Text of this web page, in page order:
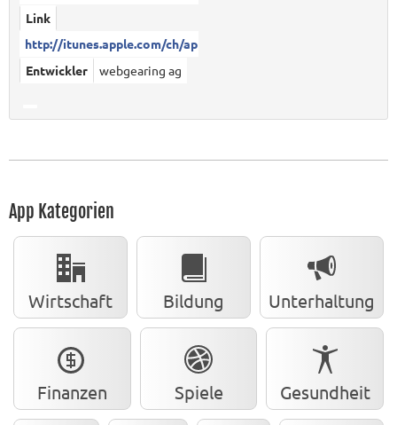
Link
http://itunes.apple.com/ch/app...
Entwickler
webgearing ag
App Kategorien
Wirtschaft Bildung Unterhaltung
Finanzen Spiele Gesundheit